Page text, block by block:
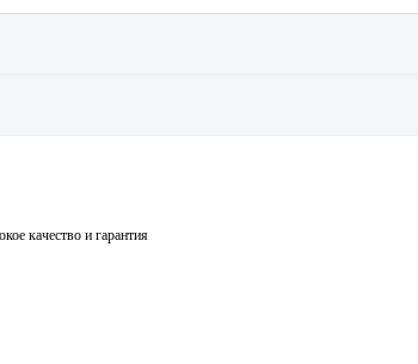
качество и гарантия